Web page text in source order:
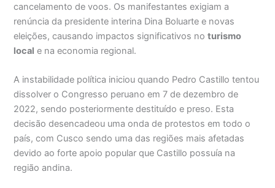
cancelamento de voos. Os manifestantes exigiam a
renúncia da presidente interina Dina Boluarte e novas
eleições, causando impactos significativos noturismo
local e na economia regional.
A instabilidade política iniciou quando Pedro Castillo tentou
dissolver o Congresso peruano em 7 de dezembro de
2022, sendo posteriormente destituído e preso. Esta
decisão desencadeou uma onda de protestos em todo o
país, com Cusco sendo uma das regiões mais afetadas
devido ao forte apoio popular que Castillo possuía na
região andina.